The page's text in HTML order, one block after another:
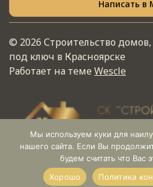
Написать в
© 2026 Строительство домов,
под ключ в Красноярске
Работает на темеWescle
Мы используем куки для
нашего сайта. Если Вы
будем считать что Вас
Хорошо
Политика